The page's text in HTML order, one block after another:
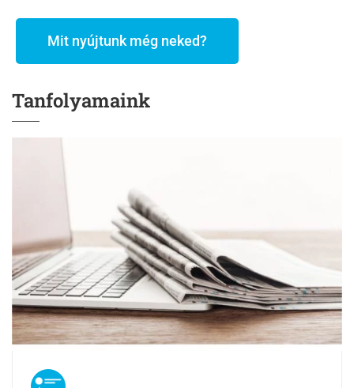
Mit nyújtunk még neked?
Tanfolyamaink